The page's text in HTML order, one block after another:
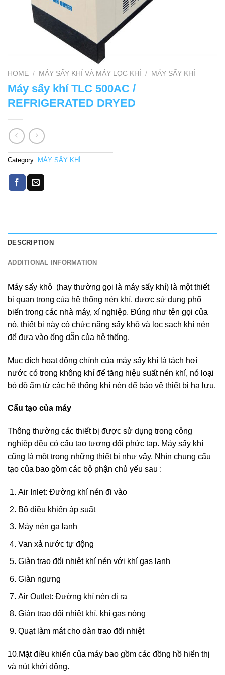
HOME / MÁY SẤY KHÍ VÀ MÁY LỌC KHÍ / MÁY SẤY KHÍ
Máy sấy khí TLC 500AC /
REFRIGERATED DRYED
Category: MÁY SẤY KHÍ
DESCRIPTION
ADDITIONAL INFORMATION
Máy sấy khô (hay thường gọi là máy sấy khí) là một thiết
bị quan trọng của hệ thống nén khí, được sử dụng phổ
biến trong các nhà máy, xí nghiệp. Đúng như tên gọi của
nó, thiết bị này có chức năng sấy khô và lọc sạch khí nén
để đưa vào ống dẫn của hệ thống.
Mục đích hoạt động chính của máy sấy khí là tách hơi
nước có trong không khí để tăng hiệu suất nén khí, nó loại
bỏ độ ẩm từ các hệ thống khí nén để bảo vệ thiết bị hạ lưu.
Cấu tạo của máy
Thông thường các thiết bị được sử dụng trong công
nghiệp đều có cấu tạo tương đối phức tạp. Máy sấy khí
cũng là một trong những thiết bị như vậy. Nhìn chung cấu
tạo của bao gồm các bộ phận chủ yếu sau :
Air Inlet: Đường khí nén đi vào
Bộ điều khiển áp suất
Máy nén ga lạnh
Van xả nước tự động
Giàn trao đổi nhiệt khí nén với khí gas lạnh
Giàn ngưng
Air Outlet: Đường khí nén đi ra
Giàn trao đổi nhiệt khí, khí gas nóng
Quạt làm mát cho dàn trao đổi nhiệt
10.Mặt điều khiển của máy bao gồm các đồng hồ hiển thị
và nút khởi động.